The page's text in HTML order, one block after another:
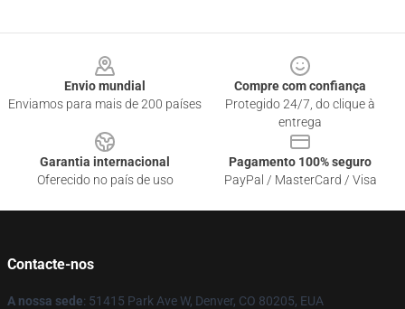
Envio mundial
Enviamos para mais de 200 países
Compre com confiança
Protegido 24/7, do clique à
entrega
Garantia internacional
Oferecido no país de uso
Pagamento 100% seguro
PayPal / MasterCard / Visa
Contacte-nos
A nossa sede: 51415 Park Ave W, Denver, CO 80205, EUA